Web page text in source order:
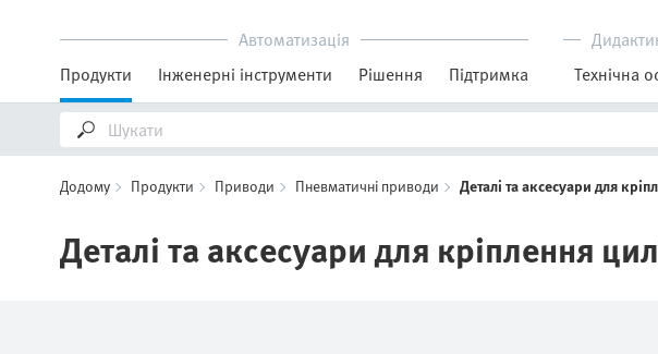
Автоматизація
Продукти
Інженерні інструменти Рішення Підтримка
Технічна
Додому Продукти Приводи Пневматичні приводи Деталі та аксесуари для
Деталі та аксесуари для кріплення